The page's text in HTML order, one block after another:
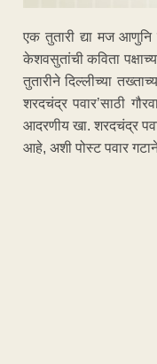
एक तुतारी द्या मज आणुनि
केशवसुतांची कविता
तुतारीने दिल्लीच्या
शरदचंद्र पवार’साठी
आदरणीय खा. शरदचंद्र
आहे, अशी पोस्ट पवार